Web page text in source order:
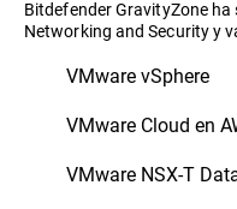
Bitdefender GravityZone
Networking and Security y
VMware vSphere
VMware Cloud en
VMware NSX-T